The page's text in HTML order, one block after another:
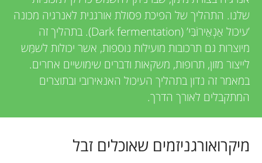
n
d
s
r
s
שלנו. התהליך של הפיכת פסולת אורגנית לאנרגיה מכונה
’עיכול אַנְאֵירוֹבִּי’ (Dark fermentation). בתהליך זה
מיוצרות גם תרכובות מועילות נוספות, אשר יכולות לשמֵּש
לייצור מזון, תרופות, משקאות ודברים שימושיים אחרים.
במאמר זה נדון בתהליך העיכול האנאירובי ובתוצרים
המתקבלים לאורך הדרך.
מיקרואורגניזמים שאוכלים זבל